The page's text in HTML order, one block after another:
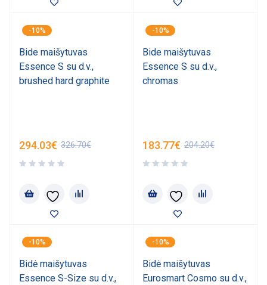
-10%
Bide maišytuvas
Essence S su d.v.,
brushed hard graphite
326.70€
294.03€
-10%
Bide maišytuvas
Essence S su d.v.,
chromas
204.20€
183.77€
-10%
Bidė maišytuvas
Essence S-Size su d.v.,
-10%
Bidė maišytuvas
Eurosmart Cosmo su d.v.,